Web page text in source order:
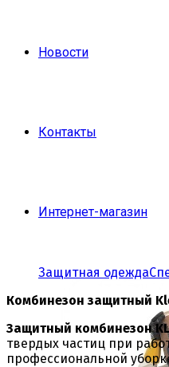
Новости
Контакты
Интернет-магазин
Защитная одежда
Комбинезон защитный
Защитный комбинезон
твердых частиц при
профессиональной